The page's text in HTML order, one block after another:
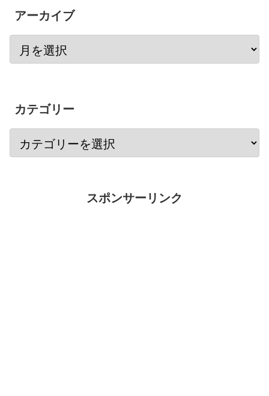
アーカイブ
カテゴリー
スポンサーリンク